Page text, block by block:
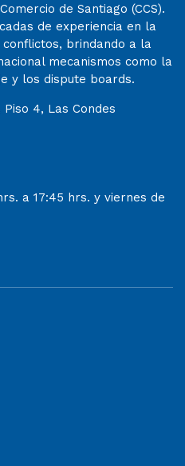
de Santiago (CCS).
de experiencia en la
brindando a la
mecanismos como la
y los dispute boards.
4, Las Condes
a 17:45 hrs. y viernes de